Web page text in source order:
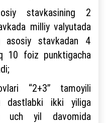
stavkasining 2
milliy valyutada
asosiy stavkadan 4
10 foiz punktigacha
“2+3” tamoyili
dastlabki ikki yiliga
uch yil davomida